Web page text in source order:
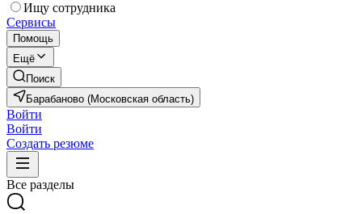
Ищу сотрудника
Сервисы
Помощь
Ещё
Поиск
Барабаново (Московская область)
Войти
Войти
Создать резюме
Все разделы